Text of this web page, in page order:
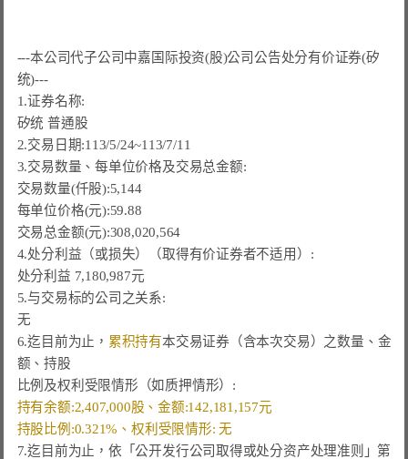
---本公司代子公司中嘉国际投资(股)公司公告处分有价证券(矽
统)---
1.证券名称:
矽统 普通股
2.交易日期:113/5/24~113/7/11
交易数量(仟股):5,144
每单位价格(元):59.88
交易总金额(元):308,020,564
处分利益 7,180,987元
5.与交易标的公司之关系:
无
6.迄目前为止， 累积持有本交易证券（含本次交易）之数量、金
额、持股
持有余额:2,407,000股、金额:142,181,157元
持股比例:0.321%、权利受限情形: 无
7.迄目前为止，依「公开发行公司取得或处分资产处理准则」第